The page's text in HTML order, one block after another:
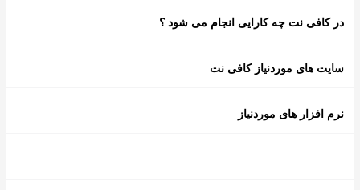
در کافی نت چه کارایی انجام می شود ؟
سایت های موردنیاز کافی نت
نرم افزار های موردنیاز